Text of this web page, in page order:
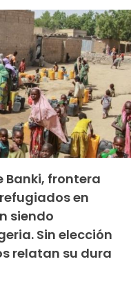
Banki, frontera
en
siendo
Sin elección
relatan su dura